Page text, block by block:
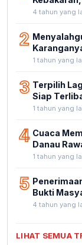
4 tahun yang
2
1 tahun yang
3 Terpilih
Siap
1 tahun yang
4 Cuaca
Danau
1 tahun yang
5 Bukti
4 tahun yang
LIHAT SEMUA